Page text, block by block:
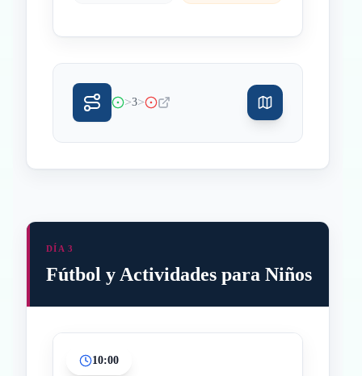
>3>
DÍA 3
Fútbol y Actividades para Niños
10:00